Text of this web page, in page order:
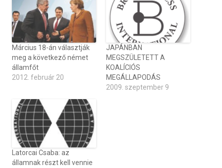
Március 18-án választják
meg a következő német
államfőt
2012. február 20
JAPÁNBAN
MEGSZÜLETETT A
KOALÍCIÓS
MEGÁLLAPODÁS
2009. szeptember 9
Latorcai Csaba: az
államnak részt kell vennie